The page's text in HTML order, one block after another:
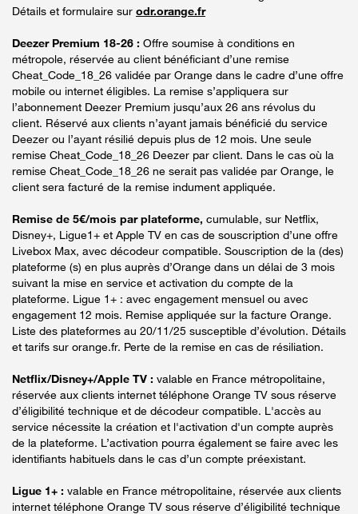
Détails et formulaire sur odr.orange.fr
Deezer Premium 18-26 : Offre soumise à conditions en
métropole, réservée au client bénéficiant d’une remise
Cheat_Code_18_26 validée par Orange dans le cadre d’une offre
mobile ou internet éligibles. La remise s’appliquera sur
l’abonnement Deezer Premium jusqu’aux 26 ans révolus du
client. Réservé aux clients n’ayant jamais bénéficié du service
Deezer ou l’ayant résilié depuis plus de 12 mois. Une seule
remise Cheat_Code_18_26 Deezer par client. Dans le cas où la
remise Cheat_Code_18_26 ne serait pas validée par Orange, le
client sera facturé de la remise indument appliquée.
Remise de 5€/mois par plateforme, cumulable, sur Netflix,
Disney+, Ligue1+ et Apple TV en cas de souscription d’une offre
Livebox Max, avec décodeur compatible. Souscription de la (des)
plateforme (s) en plus auprès d’Orange dans un délai de 3 mois
suivant la mise en service et activation du compte de la
plateforme. Ligue 1+ : avec engagement mensuel ou avec
engagement 12 mois. Remise appliquée sur la facture Orange.
Liste des plateformes au 20/11/25 susceptible d’évolution. Détails
et tarifs sur orange.fr. Perte de la remise en cas de résiliation.
Netflix/Disney+/Apple TV : valable en France métropolitaine,
réservée aux clients internet téléphone Orange TV sous réserve
d’éligibilité technique et de décodeur compatible. L'accès au
service nécessite la création et l'activation d'un compte auprès
de la plateforme. L’activation pourra également se faire avec les
identifiants habituels dans le cas d’un compte préexistant.
Ligue 1+ : valable en France métropolitaine, réservée aux clients
internet téléphone Orange TV sous réserve d’éligibilité technique